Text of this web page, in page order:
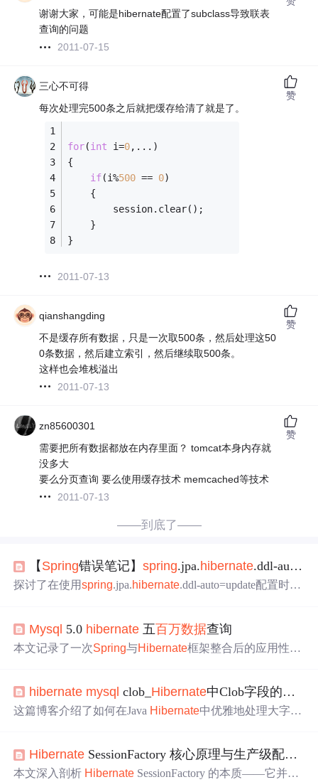
谢谢大家，可能是hibernate配置了subclass导致联表
查询的问题
2011-07-15
三心不可得
每次处理完500条之后就把缓存给清了就是了。
for(int i=0,...)
{
if(i%500 == 0)
	{
		session.clear();
	}
}
2011-07-13
赞
qianshangding
不是缓存所有数据，只是一次取500条，然后处理这50
0条数据，然后建立索引，然后继续取500条。
这样也会堆栈溢出
2011-07-13
赞
zn85600301
需要把所有数据都放在内存里面？ tomcat本身内存就
没多大
要么分页查询 要么使用缓存技术 memcached等技术
2011-07-13
赞
——到底了——
【 Spring错误笔记】spring.jpa.hibernate.ddl-auto=update造成删除索引的线上事故
探讨了在使用spring.jpa.hibernate.ddl-auto=update配置时，
确
获取表元信息，执行了Drop索引操作。
Mysql 5.0 hibernate 五百万数据查询
本文记录了一次Spring与Hibernate框架整合后的应用性能
能。hibernate mysql clob_ Hibernate中Clob字段的使用
这篇博客介绍了如何在Java Hibernate中优雅地处理大字
lob，避免了复杂的流操作和自定义类型。文中提供了具体
的配置文件、映射文件和测试代码示例，展示了在Oracle
Hibernate SessionFactory 核心原理与生产级配置指南
本文深入剖析 Hibernate SessionFactory 的本质——它并非